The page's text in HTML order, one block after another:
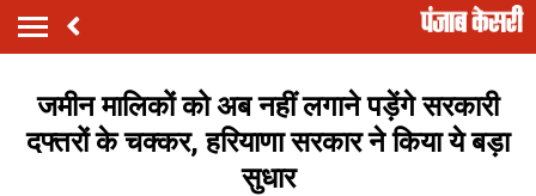
जमीन मालिकों को अब नहीं लगाने पड़ेंगे सरकारी
दफ्तरों के चक्कर, हरियाणा सरकार ने किया ये बड़ा
सुधार